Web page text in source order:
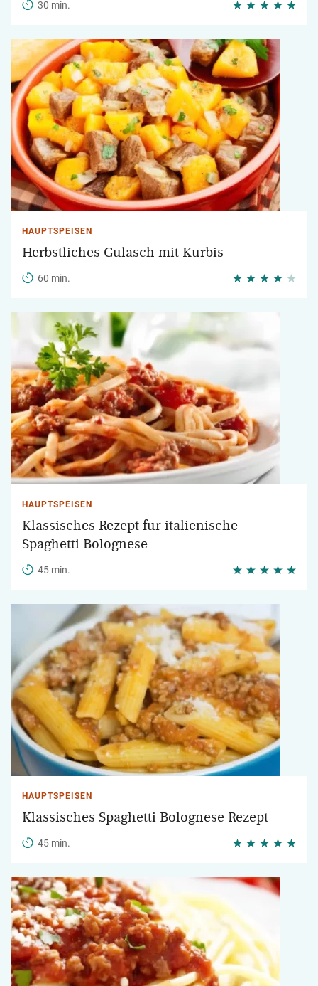
30 min.
HAUPTSPEISEN
Herbstliches Gulasch mit Kürbis
60 min.
HAUPTSPEISEN
Klassisches Rezept für italienische
Spaghetti Bolognese
45 min.
HAUPTSPEISEN
Klassisches Spaghetti Bolognese Rezept
45 min.